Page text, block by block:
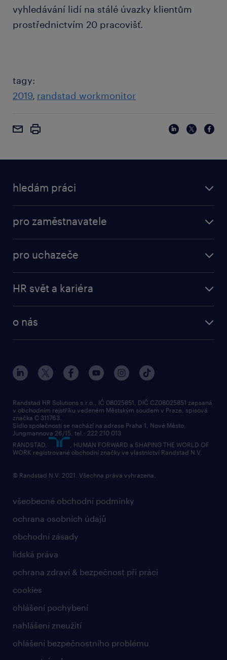
vyhledávání lidí na stálé úvazky klientům
prostřednictvím 20 pracovišť.
tagy:
2019 randstad workmonitor
hledám práci
pro zaměstnavatele
pro uchazeče
HR svět a kariéra
o nás
všeobecné obchodní podmínky
ochrana osobních údajů
obchodní zásady
lidská práva
ochrana zdraví & bezpečnost při práci
cookies
ohlášení pochybení
nahlášení zneužití
ohlášení bezpečnostního problému
Randstad HR Solutions s.r.o., IČ 08025851, DIČ CZ08025851 zapsaná
v obchodním rejstříku vedeném Městským soudem v Praze, spisová
značka C 311763.
Sídlo společnosti se nachází na adrese Praha 1, Nové Město,
Jungmannova 26/15, tel.: 222 210 013
RANDSTAD,
, HUMAN FORWARD a SHAPING THE WORLD OF
WORK registrované obchodní značky ve vlastnictví Randstad N.V.
© Randstad N.V. 2021. Všechna práva vyhrazena.